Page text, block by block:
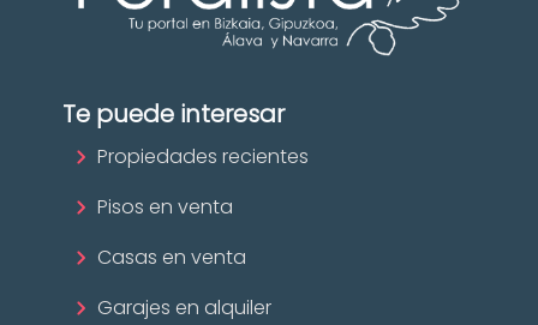
Te puede interesar
Propiedades recientes
Pisos en venta
Casas en venta
Garajes en alquiler